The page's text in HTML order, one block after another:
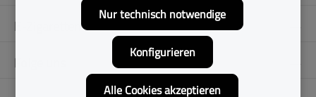
E-Zigaretten
Folge uns
Nur technisch notwendige
Konfigurieren
Alle Cookies akzeptieren